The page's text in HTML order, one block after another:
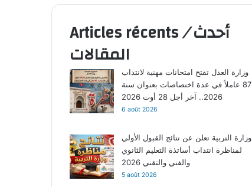
Articles récents/أحدث
المقالات
وزارة العدل تفتح امتحانات مهنية لانتداب
87 عاملاً في عدة اختصاصات بعنوان سنة
2026.. آخر أجل 28 أوت 2026
6 août 2026
وزارة التربية تعلن عن نتائج القبول الأولي
لمناظرة انتداب أساتذة التعليم الثانوي
والفني والتقني 2026
5 août 2026